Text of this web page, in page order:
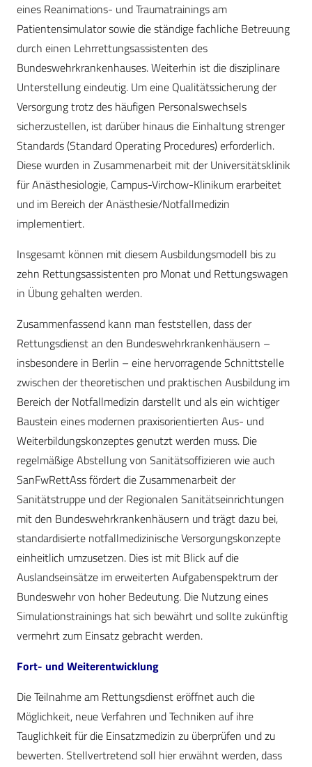
eines Reanimations- und Traumatrainings am
Patientensimulator sowie die ständige fachliche Betreuung
durch einen Lehrrettungsassistenten des
Bundeswehrkrankenhauses. Weiterhin ist die disziplinare
Unterstellung eindeutig. Um eine Qualitätssicherung der
Versorgung trotz des häufigen Personalswechsels
sicherzustellen, ist darüber hinaus die Einhaltung strenger
Standards (Standard Operating Procedures) erforderlich.
Diese wurden in Zusammenarbeit mit der Universitätsklinik
für Anästhesiologie, Campus-Virchow-Klinikum erarbeitet
und im Bereich der Anästhesie/Notfallmedizin
implementiert.
Insgesamt können mit diesem Ausbildungsmodell bis zu
zehn Rettungsassistenten pro Monat und Rettungswagen
in Übung gehalten werden.
Zusammenfassend kann man feststellen, dass der
Rettungsdienst an den Bundeswehrkrankenhäusern –
insbesondere in Berlin – eine hervorragende Schnittstelle
zwischen der theoretischen und praktischen Ausbildung im
Bereich der Notfallmedizin darstellt und als ein wichtiger
Baustein eines modernen praxisorientierten Aus- und
Weiterbildungskonzeptes genutzt werden muss. Die
regelmäßige Abstellung von Sanitätsoffizieren wie auch
SanFwRettAss fördert die Zusammenarbeit der
Sanitätstruppe und der Regionalen Sanitätseinrichtungen
mit den Bundeswehrkrankenhäusern und trägt dazu bei,
standardisierte notfallmedizinische Versorgungskonzepte
einheitlich umzusetzen. Dies ist mit Blick auf die
Auslandseinsätze im erweiterten Aufgabenspektrum der
Bundeswehr von hoher Bedeutung. Die Nutzung eines
Simulationstrainings hat sich bewährt und sollte zukünftig
vermehrt zum Einsatz gebracht werden.
Fort- und Weiterentwicklung
Die Teilnahme am Rettungsdienst eröffnet auch die
Möglichkeit, neue Verfahren und Techniken auf ihre
Tauglichkeit für die Einsatzmedizin zu überprüfen und zu
bewerten. Stellvertretend soll hier erwähnt werden, dass